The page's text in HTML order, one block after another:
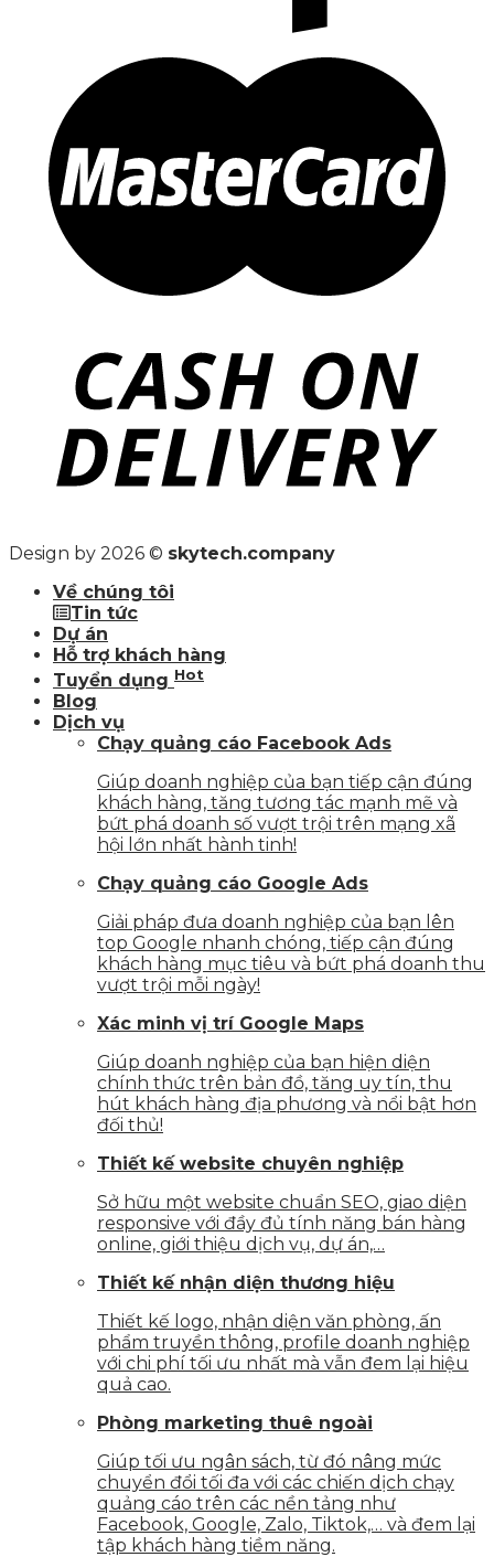
Design by 2026 © skytech.company
Về chúng tôi
Tin tức
Dự án
Hỗ trợ khách hàng
Tuyển dụng Hot
Blog
Dịch vụ
Chạy quảng cáo Facebook Ads
Giúp doanh nghiệp của bạn tiếp cận đúng
khách hàng, tăng tương tác mạnh mẽ và
bứt phá doanh số vượt trội trên mạng xã
hội lớn nhất hành tinh!
Chạy quảng cáo Google Ads
Giải pháp đưa doanh nghiệp của bạn lên
top Google nhanh chóng, tiếp cận đúng
khách hàng mục tiêu và bứt phá doanh thu
vượt trội mỗi ngày!
Xác minh vị trí Google Maps
Giúp doanh nghiệp của bạn hiện diện
chính thức trên bản đồ, tăng uy tín, thu
hút khách hàng địa phương và nổi bật hơn
đối thủ!
Thiết kế website chuyên nghiệp
Sở hữu một website chuẩn SEO, giao diện
responsive với đầy đủ tính năng bán hàng
online, giới thiệu dịch vụ, dự án,…
Thiết kế nhận diện thương hiệu
Thiết kế logo, nhận diện văn phòng, ấn
phẩm truyền thông, profile doanh nghiệp
với chi phí tối ưu nhất mà vẫn đem lại hiệu
quả cao.
Phòng marketing thuê ngoài
Giúp tối ưu ngân sách, từ đó nâng mức
chuyển đổi tối đa với các chiến dịch chạy
quảng cáo trên các nền tảng như
Facebook, Google, Zalo, Tiktok,… và đem lại
tập khách hàng tiềm năng.